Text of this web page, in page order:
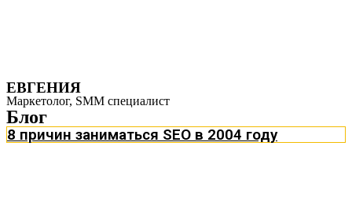
ЕВГЕНИЯ
Маркетолог, SMM специалист
Блог
8 причин заниматься SEO в 2004 году